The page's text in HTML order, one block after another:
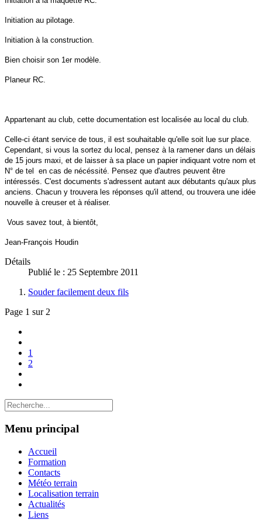
Initiation au pilotage.
Initiation à la construction.
Bien choisir son 1er modèle.
Planeur RC.
Appartenant au club, cette documentation est localisée au local du club.
Celle-ci étant service de tous, il est souhaitable qu'elle soit lue sur place.
Cependant, si vous la sortez du local, pensez à la ramener dans un délais
de 15 jours maxi, et de laisser à sa place un papier indiquant votre nom et
N° de tel en cas de nécéssité. Pensez que d'autres peuvent être
intéressés. C'est documents s'adressent autant aux débutants qu'aux plus
anciens. Chacun y trouvera les réponses qu'il attend, ou trouvera une idée
nouvelle à creuser et à réaliser.
Vous savez tout, à bientôt,
Jean-François Houdin
Détails
Publié le : 25 Septembre 2011
Souder facilement deux fils
Page 1 sur 2
1
2
Menu principal
Accueil
Formation
Contacts
Météo terrain
Localisation terrain
Actualités
Liens